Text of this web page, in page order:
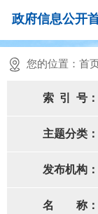
政府信息公开
您的位置： 首
索 引 号：
主题分类：
发布机构：
名 称：